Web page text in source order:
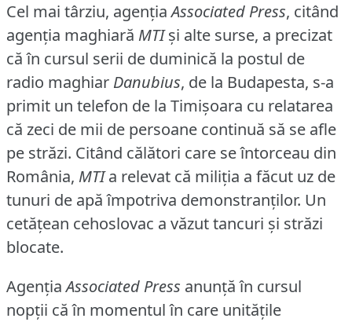
Cel mai târziu, agenţiaAssociated Press, citând
agenţia maghiară MTIşi alte surse, a precizat
că în cursul serii de duminică la postul de
radio maghiar Danubius, de la Budapesta, s-a
primit un telefon de la Timişoara cu relatarea
că zeci de mii de persoane continuă să se afle
pe străzi. Citând călători care se întorceau din
România, MTIa relevat că miliţia a făcut uz de
tunuri de apă împotriva demonstranţilor. Un
cetăţean cehoslovac a văzut tancuri şi străzi
blocate.
AgenţiaAssociated Press anunţă în cursul
nopţii că în momentul în care unităţile